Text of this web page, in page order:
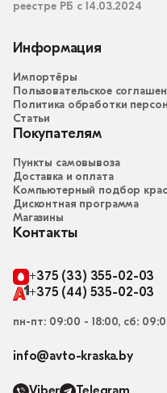
реестре РБ с 14.03.2024
Информация
Импортёры
Пользовательское
Политика обработки
Статьи
Покупателям
Пункты самовывоза
Доставка и оплата
Компьютерный подбор
Дисконтная программа
Магазины
Контакты
+375 (33) 355-02-03
+375 (44) 535-02-03
пн-пт: 09:00 - 18:00, сб:
info@avto-kraska.by